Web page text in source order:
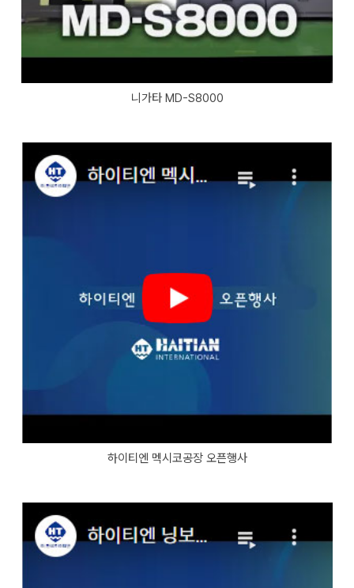
니가타 MD-S8000
하이티엔 멕시코공장 오픈행사